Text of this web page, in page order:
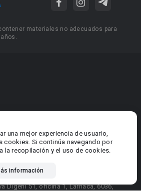
una mejor experiencia de usuario,
cookies. Si continúa navegando por
la recopilación y el uso de cookies.
información
materiales no adecuados para
de libros
derechos reservados.
Digeni 51, oficina 1, Larnaca, 6036,